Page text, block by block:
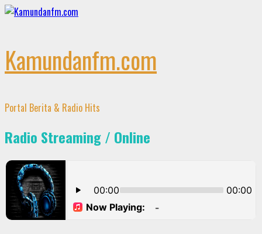
Skip
Kamundanfm.com
Portal Berita & Radio Hits
Radio Streaming / Online